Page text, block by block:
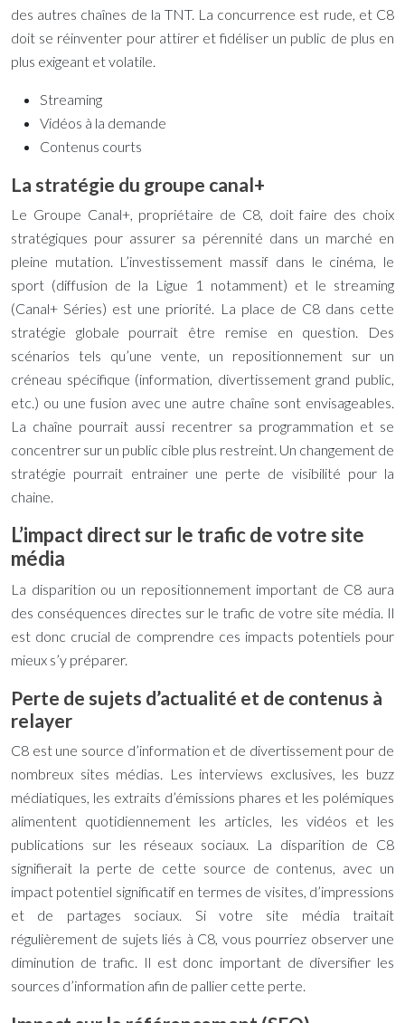
des autres chaînes de la TNT. La concurrence est rude, et C8
doit se réinventer pour attirer et fidéliser un public de plus en
plus exigeant et volatile.
Streaming
Vidéos à la demande
Contenus courts
La stratégie du groupe canal+
Le Groupe Canal+, propriétaire de C8, doit faire des choix
stratégiques pour assurer sa pérennité dans un marché en
pleine mutation. L’investissement massif dans le cinéma, le
sport (diffusion de la Ligue 1 notamment) et le streaming
(Canal+ Séries) est une priorité. La place de C8 dans cette
stratégie globale pourrait être remise en question. Des
scénarios tels qu’une vente, un repositionnement sur un
créneau spécifique (information, divertissement grand public,
etc.) ou une fusion avec une autre chaîne sont envisageables.
La chaîne pourrait aussi recentrer sa programmation et se
concentrer sur un public cible plus restreint. Un changement de
stratégie pourrait entrainer une perte de visibilité pour la
chaine.
L’impact direct sur le trafic de votre site
média
La disparition ou un repositionnement important de C8 aura
des conséquences directes sur le trafic de votre site média. Il
est donc crucial de comprendre ces impacts potentiels pour
mieux s’y préparer.
Perte de sujets d’actualité et de contenus à
relayer
C8 est une source d’information et de divertissement pour de
nombreux sites médias. Les interviews exclusives, les buzz
médiatiques, les extraits d’émissions phares et les polémiques
alimentent quotidiennement les articles, les vidéos et les
publications sur les réseaux sociaux. La disparition de C8
signifierait la perte de cette source de contenus, avec un
impact potentiel significatif en termes de visites, d’impressions
et de partages sociaux. Si votre site média traitait
régulièrement de sujets liés à C8, vous pourriez observer une
diminution de trafic. Il est donc important de diversifier les
sources d’information afin de pallier cette perte.